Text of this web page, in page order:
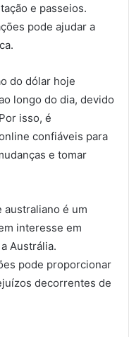
e passeios.
pode ajudar a
do dólar hoje
longo do dia, devido
isso, é
confiáveis para
e tomar
australiano é um
interesse em
Austrália.
pode proporcionar
decorrentes de